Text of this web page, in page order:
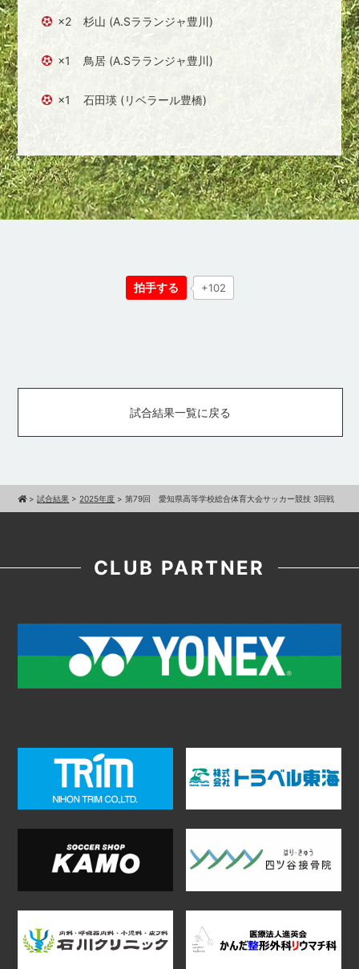
杉山 (A.Sラランジャ豊川)
×2
鳥居 (A.Sラランジャ豊川)
×1
石田瑛 (リベラール豊橋)
×1
拍手する +102
試合結果一覧に戻る
>試合結果 > 2025年度 >第79回 愛知県高等学校総合体育大会サッカー競技 3回戦
CLUB PARTNER